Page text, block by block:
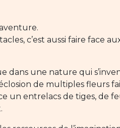
c’est aussi faire face
dans une nature qui
de multiples fleurs
un entrelacs de tiges, de